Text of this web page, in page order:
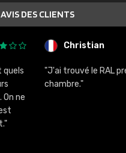
AVIS DES CLIENTS
Christian
"J'ai trouvé le RAL précis pour
chambre."